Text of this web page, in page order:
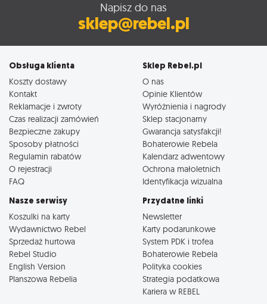
Napisz do nas
sklep@rebel.pl
Obsługa klienta
Koszty dostawy
Kontakt
Reklamacje i zwroty
Czas realizacji zamówień
Bezpieczne zakupy
Sposoby płatności
Regulamin rabatów
O rejestracji
FAQ
Sklep Rebel.pl
O nas
Opinie Klientów
Wyróżnienia i nagrody
Sklep stacjonarny
Gwarancja satysfakcji!
Bohaterowie Rebela
Kalendarz adwentowy
Ochrona małoletnich
Identyfikacja wizualna
Nasze serwisy
Koszulki na karty
Wydawnictwo Rebel
Sprzedaż hurtowa
Rebel Studio
English Version
Planszowa Rebelia
Przydatne linki
Newsletter
Karty podarunkowe
System PDK i trofea
Bohaterowie Rebela
Polityka cookies
Strategia podatkowa
Kariera w REBEL